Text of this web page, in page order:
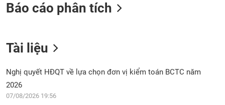
Báo cáo phân tích
Tài liệu
Nghị quyết HĐQT về lựa chọn đơn vị kiểm toán BCTC năm
2026
07/08/2026 19:56